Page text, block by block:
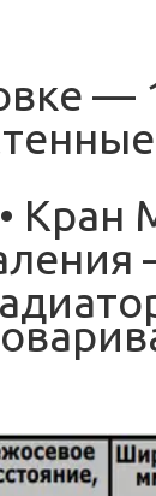
—
Кран